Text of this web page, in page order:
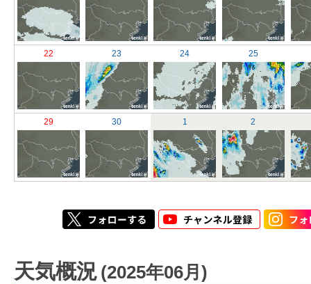
22 23 24 25
29 30 1 2
天気概況 (2025年06月)